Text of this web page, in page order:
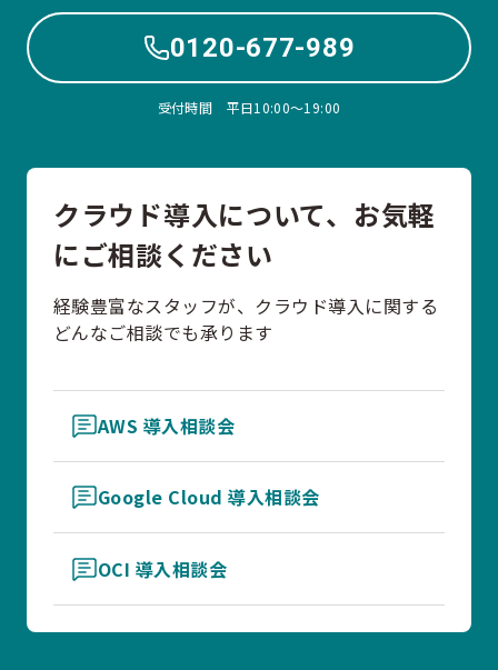
0120-677-989
受付時間 平日10:00〜19:00
クラウド導入について、お気軽
にご相談ください
経験豊富なスタッフが、クラウド導入に関する
どんなご相談でも承ります
AWS 導入相談会
Google Cloud 導入相談会
OCI 導入相談会